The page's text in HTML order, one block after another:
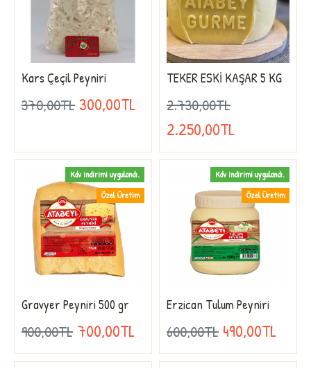
Kars Çeçil Peyniri
370,00TL 300,00TL
TEKER ESKİ KAŞAR 5 KG
2.730,00TL
2.250,00TL
Özel Üretim
Kdv indirimi uygulandı.
Gravyer Peyniri 500 gr
900,00TL 700,00TL
Özel Üretim
Kdv indirimi uygulandı.
Erzican Tulum Peyniri
600,00TL 490,00TL